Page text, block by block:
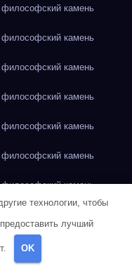
камень
камень
камень
камень
камень
камень
камень
камень
технологии, чтобы
лучший
OK